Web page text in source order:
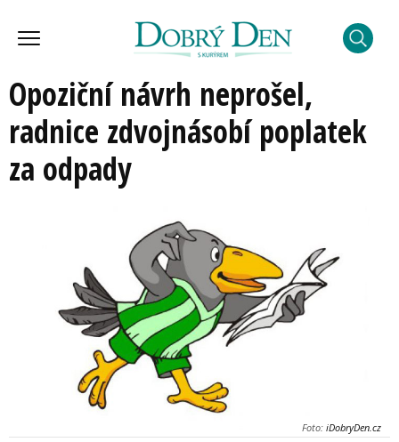
Opoziční návrh neprošel,
radnice zdvojnásobí poplatek
za odpady
Foto: iDobryDen.cz